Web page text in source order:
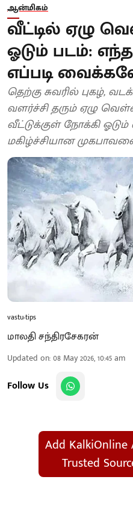
ஆன்மிகம்
வீட்டில் ஏழு
ஓடும் படம்:
எப்படி
தெற்கு சுவரில் புகழ்,
வளர்ச்சி தரும் ஏழு
வீட்டுக்குள் நோக்கி
மகிழ்ச்சியான
vastu-tips
மாலதி சந்திரசேகரன்
Updated on:08 May 2026, 10:45 am
Follow Us
Add KalkiOnline
Trusted